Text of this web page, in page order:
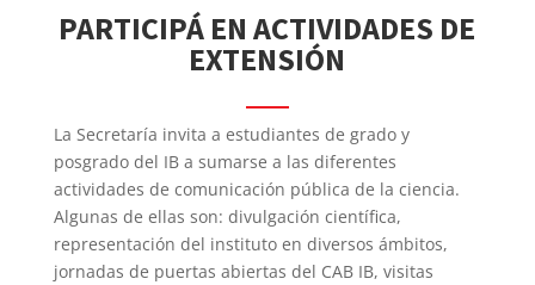
PARTICIPÁ EN ACTIVIDADES DE
EXTENSIÓN
La Secretaría invita a estudiantes de grado y
posgrado del IB a sumarse a las diferentes
actividades de comunicación pública de la ciencia.
Algunas de ellas son: divulgación científica,
representación del instituto en diversos ámbitos,
jornadas de puertas abiertas del CAB IB, visitas